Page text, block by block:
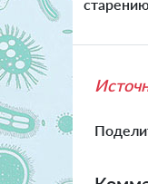
старению.